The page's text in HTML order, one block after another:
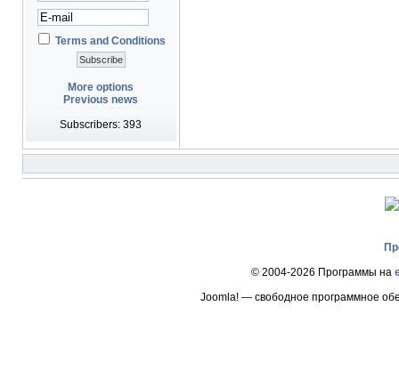
Terms and Conditions
More options
Previous news
Subscribers: 393
© 2004-2026 Программы на
Joomla! — свободное программное